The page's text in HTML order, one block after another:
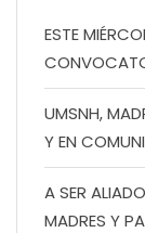
ESTE
UMSNH,
Y EN
A SER
MADRES Y